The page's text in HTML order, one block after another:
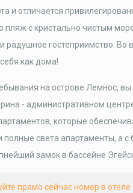
и отличается
пляж с кристально чистым
радушное гостеприимство.
как дома!
на острове Лемнос,
- административном
которые
полные света апартаменты, а
замок в бассейне
прямо сейчас номер в